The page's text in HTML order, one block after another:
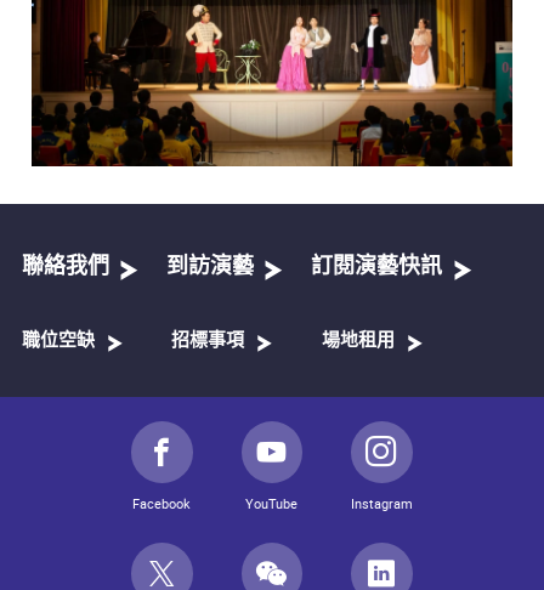
聯絡我們 到訪演藝 訂閱演藝快訊
職位空缺 招標事項 場地租用
Facebook YouTube Instagram